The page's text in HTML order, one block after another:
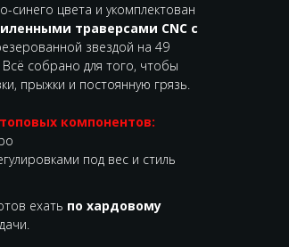
синего цвета и укомплектован
траверсами CNC с
звездой на 49
Всё собрано для того, чтобы
прыжки и постоянную грязь.
компонентов:
под вес и стиль
ехать по хардовому